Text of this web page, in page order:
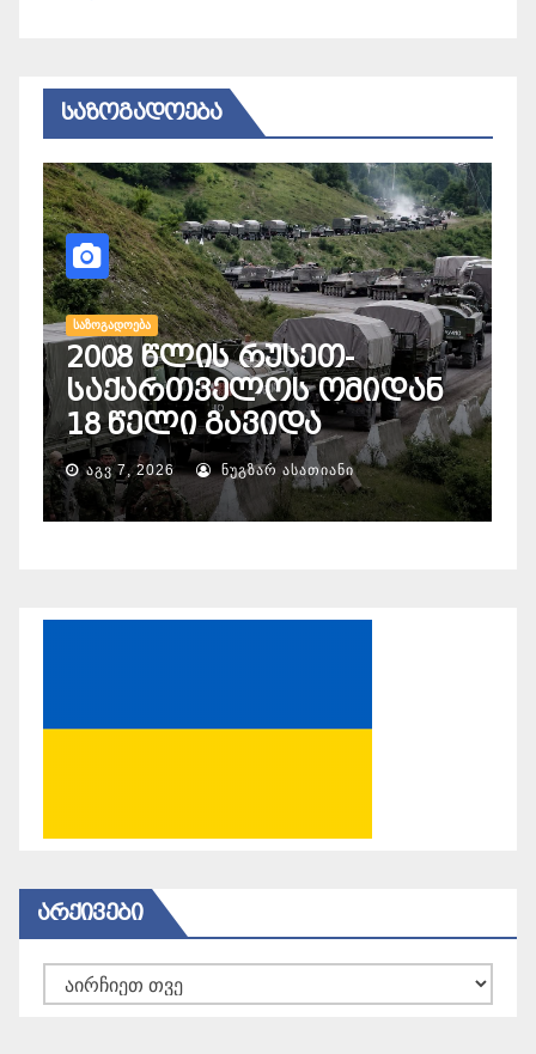
ᲡᲐᲖᲝᲒᲐᲓᲝᲔᲑᲐ
ᲡᲐᲖᲝᲒᲐᲓᲝᲔᲑᲐ
2008 წლის რუსეთ-
საქართველოს ომიდან
18 წელი გავიდა
ᲐᲒᲕ 7, 2026 ᲜᲣᲒᲖᲐᲠ ᲐᲡᲐᲗᲘᲐᲜᲘ
ᲐᲠᲥᲘᲕᲔᲑᲘ
არქივები